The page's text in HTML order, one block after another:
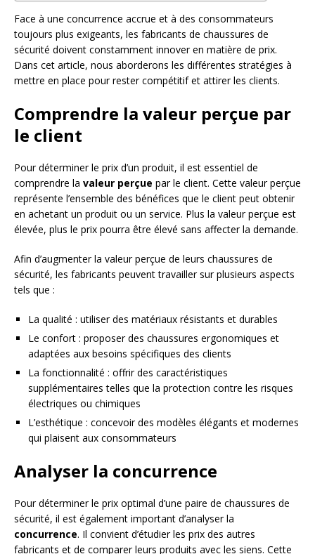
Face à une concurrence accrue et à des consommateurs
toujours plus exigeants, les fabricants de chaussures de
sécurité doivent constamment innover en matière de prix.
Dans cet article, nous aborderons les différentes stratégies à
mettre en place pour rester compétitif et attirer les clients.
Comprendre la valeur perçue par
le client
Pour déterminer le prix d’un produit, il est essentiel de
comprendre la valeur perçue par le client. Cette valeur perçue
représente l’ensemble des bénéfices que le client peut obtenir
en achetant un produit ou un service. Plus la valeur perçue est
élevée, plus le prix pourra être élevé sans affecter la demande.
Afin d’augmenter la valeur perçue de leurs chaussures de
sécurité, les fabricants peuvent travailler sur plusieurs aspects
tels que :
La qualité : utiliser des matériaux résistants et durables
Le confort : proposer des chaussures ergonomiques et
adaptées aux besoins spécifiques des clients
La fonctionnalité : offrir des caractéristiques
supplémentaires telles que la protection contre les risques
électriques ou chimiques
L’esthétique : concevoir des modèles élégants et modernes
qui plaisent aux consommateurs
Analyser la concurrence
Pour déterminer le prix optimal d’une paire de chaussures de
sécurité, il est également important d’analyser la
concurrence. Il convient d’étudier les prix des autres
fabricants et de comparer leurs produits avec les siens. Cette